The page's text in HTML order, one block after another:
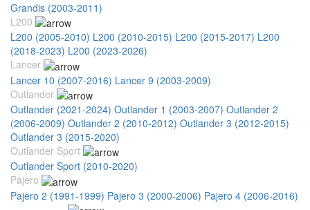
Grandis (2003-2011)
L200
L200 (2005-2010) L200 (2010-2015) L200 (2015-2017) L200
(2018-2023) L200 (2023-2026)
Lancer
Lancer 10 (2007-2016) Lancer 9 (2003-2009)
Outlander
Outlander (2021-2024) Outlander 1 (2003-2007) Outlander 2
(2006-2009) Outlander 2 (2010-2012) Outlander 3 (2012-2015)
Outlander 3 (2015-2020)
Outlander Sport
Outlander Sport (2010-2020)
Pajero
Pajero 2 (1991-1999) Pajero 3 (2000-2006) Pajero 4 (2006-2016)